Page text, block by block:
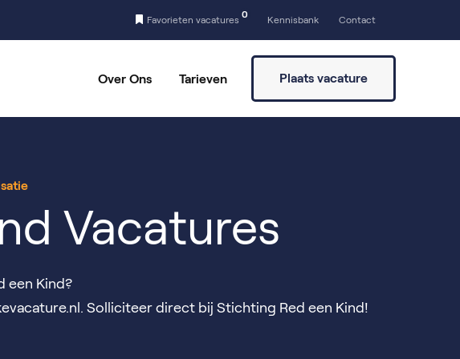
Favorieten vacatures
0
Kennisbank Contact
Over Ons Tarieven Plaats vacature
Vacatures
een Kind?
Solliciteer direct bij Stichting Red een Kind!